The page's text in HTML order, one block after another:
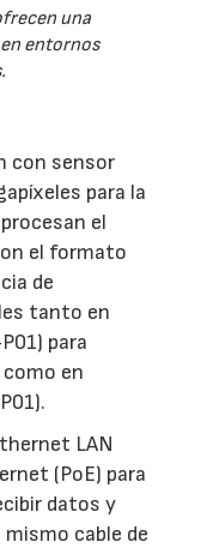
una
entornos
con sensor
para la
el
el formato
de
tanto en
para
en
LAN
(PoE) para
datos y
cable de